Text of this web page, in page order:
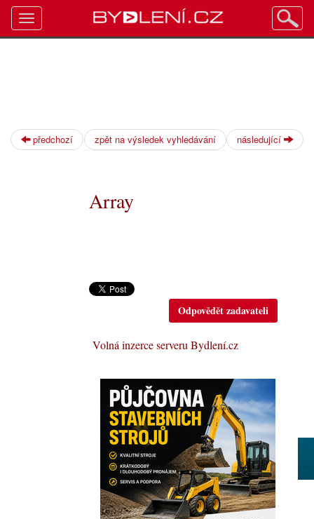
předchozí zpět na výsledek vyhledávání následující
Array
Odpovědět zadavateli
Volná inzerce serveru Bydlení.cz
Toggle
navigation